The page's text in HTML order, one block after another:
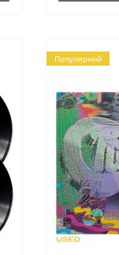
Популярний